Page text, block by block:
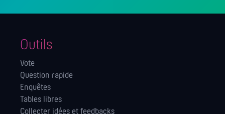
Outils
Vote
Question rapide
Enquêtes
Tables libres
Collecter idées et feedbacks